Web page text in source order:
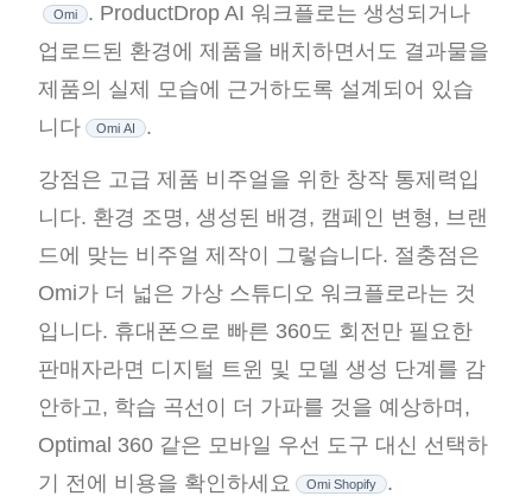
Omi
. ProductDrop AI 워크플로는 생성되거나
업로드된 환경에 제품을 배치하면서도 결과물을
제품의 실제 모습에 근거하도록 설계되어 있습
니다
Omi AI .
강점은 고급 제품 비주얼을 위한 창작 통제력입
니다. 환경 조명, 생성된 배경, 캠페인 변형, 브랜
드에 맞는 비주얼 제작이 그렇습니다. 절충점은
Omi가 더 넓은 가상 스튜디오 워크플로라는 것
입니다. 휴대폰으로 빠른 360도 회전만 필요한
판매자라면 디지털 트윈 및 모델 생성 단계를 감
안하고, 학습 곡선이 더 가파를 것을 예상하며,
Optimal 360 같은 모바일 우선 도구 대신 선택하
기 전에 비용을 확인하세요
Omi Shopify .